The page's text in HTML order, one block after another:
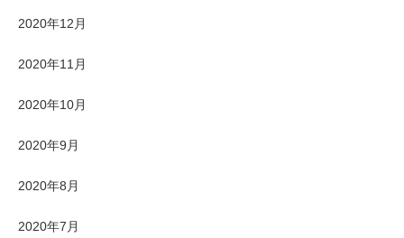
2020年12月
2020年11月
2020年10月
2020年9月
2020年8月
2020年7月